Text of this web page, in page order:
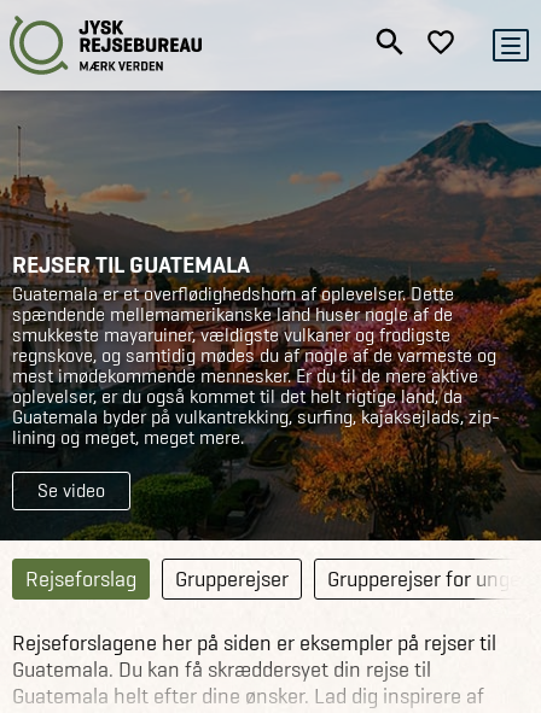
REJSER TIL GUATEMALA
Guatemala er et overflødighedshorn af oplevelser. Dette
spændende mellemamerikanske land huser nogle af de
smukkeste mayaruiner, vældigste vulkaner og frodigste
regnskove, og samtidig mødes du af nogle af de varmeste og
mest imødekommende mennesker. Er du til de mere aktive
oplevelser, er du også kommet til det helt rigtige land, da
Guatemala byder på vulkantrekking, surfing, kajaksejlads, zip-
lining og meget, meget mere.
Se video
Rejseforslag Grupperejser Grupperejser for unge
Rejseforslagene her på siden er eksempler på rejser til
Guatemala. Du kan få skræddersyet din rejse til
Guatemala helt efter dine ønsker. Lad dig inspirere af